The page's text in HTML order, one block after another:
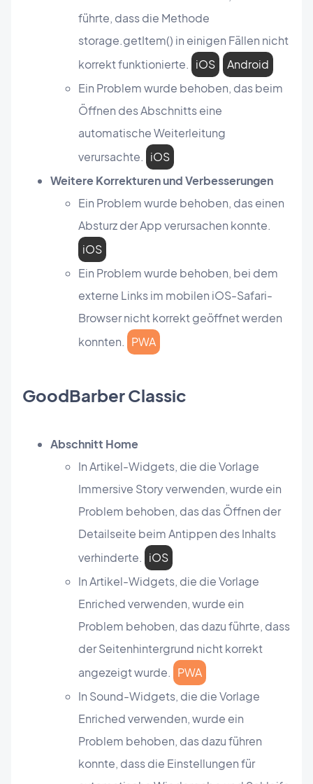
führte, dass die Methode
storage.getItem() in einigen Fällen nicht
korrekt funktionierte. iOS
Android
Ein Problem wurde behoben, das beim
Öffnen des Abschnitts eine
automatische Weiterleitung
verursachte. iOS
Weitere Korrekturen und Verbesserungen
Ein Problem wurde behoben, das einen
Absturz der App verursachen konnte.
iOS
Ein Problem wurde behoben, bei dem
externe Links im mobilen iOS-Safari-
Browser nicht korrekt geöffnet werden
konnten. PWA
GoodBarber Classic
Abschnitt Home
In Artikel-Widgets, die die Vorlage
Immersive Story verwenden, wurde ein
Problem behoben, das das Öffnen der
Detailseite beim Antippen des Inhalts
verhinderte. iOS
In Artikel-Widgets, die die Vorlage
Enriched verwenden, wurde ein
Problem behoben, das dazu führte, dass
der Seitenhintergrund nicht korrekt
angezeigt wurde. PWA
In Sound-Widgets, die die Vorlage
Enriched verwenden, wurde ein
Problem behoben, das dazu führen
konnte, dass die Einstellungen für